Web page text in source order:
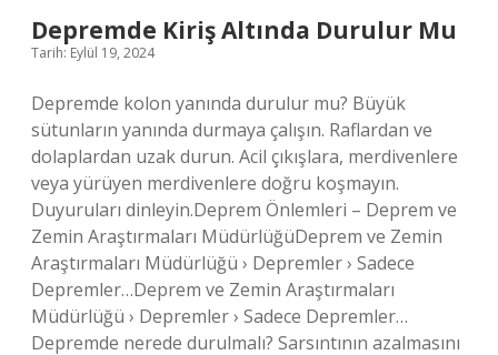
Depremde Kiriş Altında Durulur Mu
Tarih: Eylül 19, 2024
Depremde kolon yanında durulur mu? Büyük
sütunların yanında durmaya çalışın. Raflardan ve
dolaplardan uzak durun. Acil çıkışlara, merdivenlere
veya yürüyen merdivenlere doğru koşmayın.
Duyuruları dinleyin.Deprem Önlemleri – Deprem ve
Zemin Araştırmaları MüdürlüğüDeprem ve Zemin
Araştırmaları Müdürlüğü › Depremler › Sadece
Depremler…Deprem ve Zemin Araştırmaları
Müdürlüğü › Depremler › Sadece Depremler…
Depremde nerede durulmalı? Sarsıntının azalmasını